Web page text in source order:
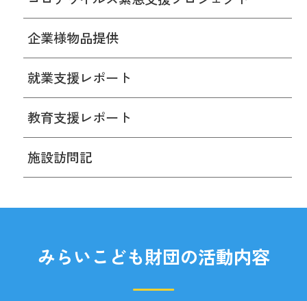
企業様物品提供
就業支援レポート
教育支援レポート
施設訪問記
みらいこども財団の活動内容